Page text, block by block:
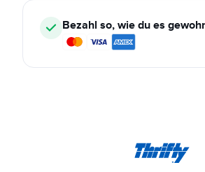
Bezahl so, wie du es